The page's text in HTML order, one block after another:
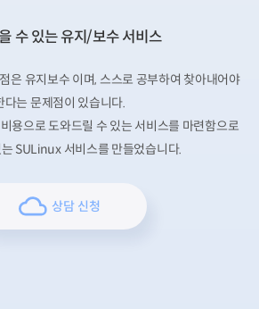
수 있는 유지/보수 서비스
은 유지보수 이며, 스스로 공부하여 찾아내어야
다는 문제점이 있습니다.
용으로 도와드릴 수 있는 서비스를 마련함으로
SULinux 서비스를 만들었습니다.
상담 신청